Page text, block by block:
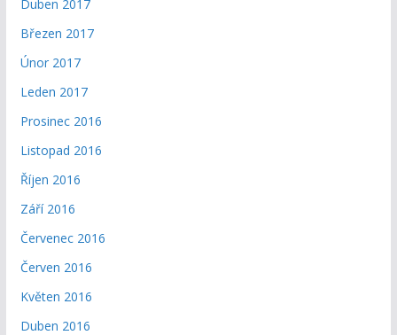
Duben 2017
Březen 2017
Únor 2017
Leden 2017
Prosinec 2016
Listopad 2016
Říjen 2016
Září 2016
Červenec 2016
Červen 2016
Květen 2016
Duben 2016